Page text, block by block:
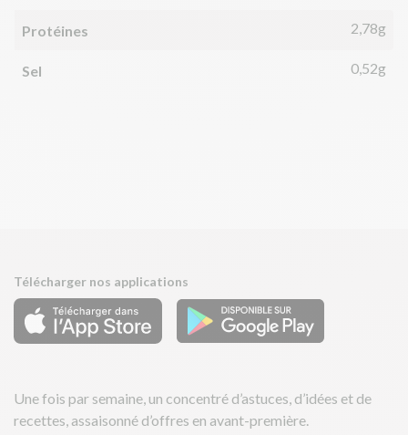
Protéines 2,78g
Sel 0,52g
Télécharger nos applications
Une fois par semaine, un concentré d’astuces, d’idées et de
recettes, assaisonné d’offres en avant-première.